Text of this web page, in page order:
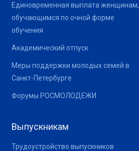
Единовременная выплата женщинам,
обучающимся по очной форме
обучения
Академический отпуск
Меры поддержки молодых семей в
Санкт-Петербурге
Форумы РОСМОЛОДЕЖИ
Выпускникам
Трудоустройство выпускников